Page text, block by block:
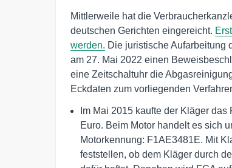
Mittlerweile hat die
deutschen Gerichten eingereicht.
werden. Die juristische Aufarbeitung
am 27. Mai 2022 einen
eine Zeitschaltuhr die
Eckdaten zum vorliegenden
Im Mai 2015 kaufte der Kläger
Euro. Beim Motor handelt es sich
Motorkennung: F1AE3481E. Mit
feststellen, ob dem Kläger durch